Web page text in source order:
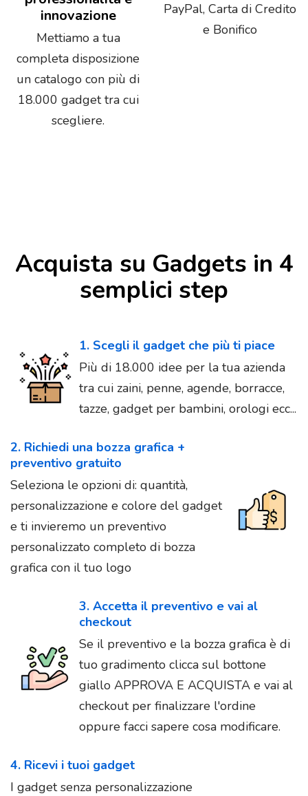
innovazione
Mettiamo a tua
completa disposizione
un catalogo con più di
18.000 gadget tra cui
scegliere.
PayPal, Carta di Credito
e Bonifico
Acquista su Gadgets in 4
semplici step
1. Scegli il gadget che più ti piace
Più di 18.000 idee per la tua azienda
tra cui zaini, penne, agende, borracce,
tazze, gadget per bambini, orologi ecc...
2. Richiedi una bozza grafica +
preventivo gratuito
Seleziona le opzioni di: quantità,
personalizzazione e colore del gadget
e ti invieremo un preventivo
personalizzato completo di bozza
grafica con il tuo logo
3. Accetta il preventivo e vai al
checkout
Se il preventivo e la bozza grafica è di
tuo gradimento clicca sul bottone
giallo APPROVA E ACQUISTA e vai al
checkout per finalizzare l'ordine
oppure facci sapere cosa modificare.
4. Ricevi i tuoi gadget
I gadget senza personalizzazione